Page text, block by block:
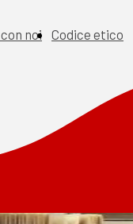
noi Codice etico